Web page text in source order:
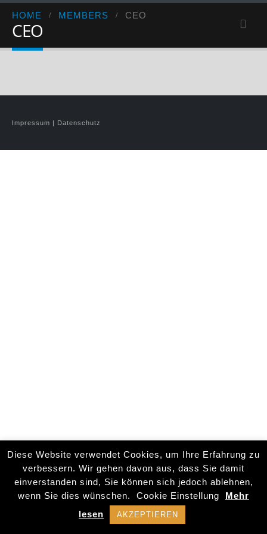
HOME MEMBERS CEO
CEO
Impressum | Datenschutz
Diese Website verwendet Cookies, um Ihre Erfahrung zu
verbessern. Wir gehen davon aus, dass Sie damit
einverstanden sind, Sie können sich jedoch ablehnen,
wenn Sie dies wünschen.
Cookie Einstellung
Mehr
lesen
AKZEPTIEREN